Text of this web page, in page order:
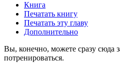
Книга
Печатать книгу
Печатать эту главу
Дополнительно
Вы, конечно, можете сразу сюда
потренироваться.